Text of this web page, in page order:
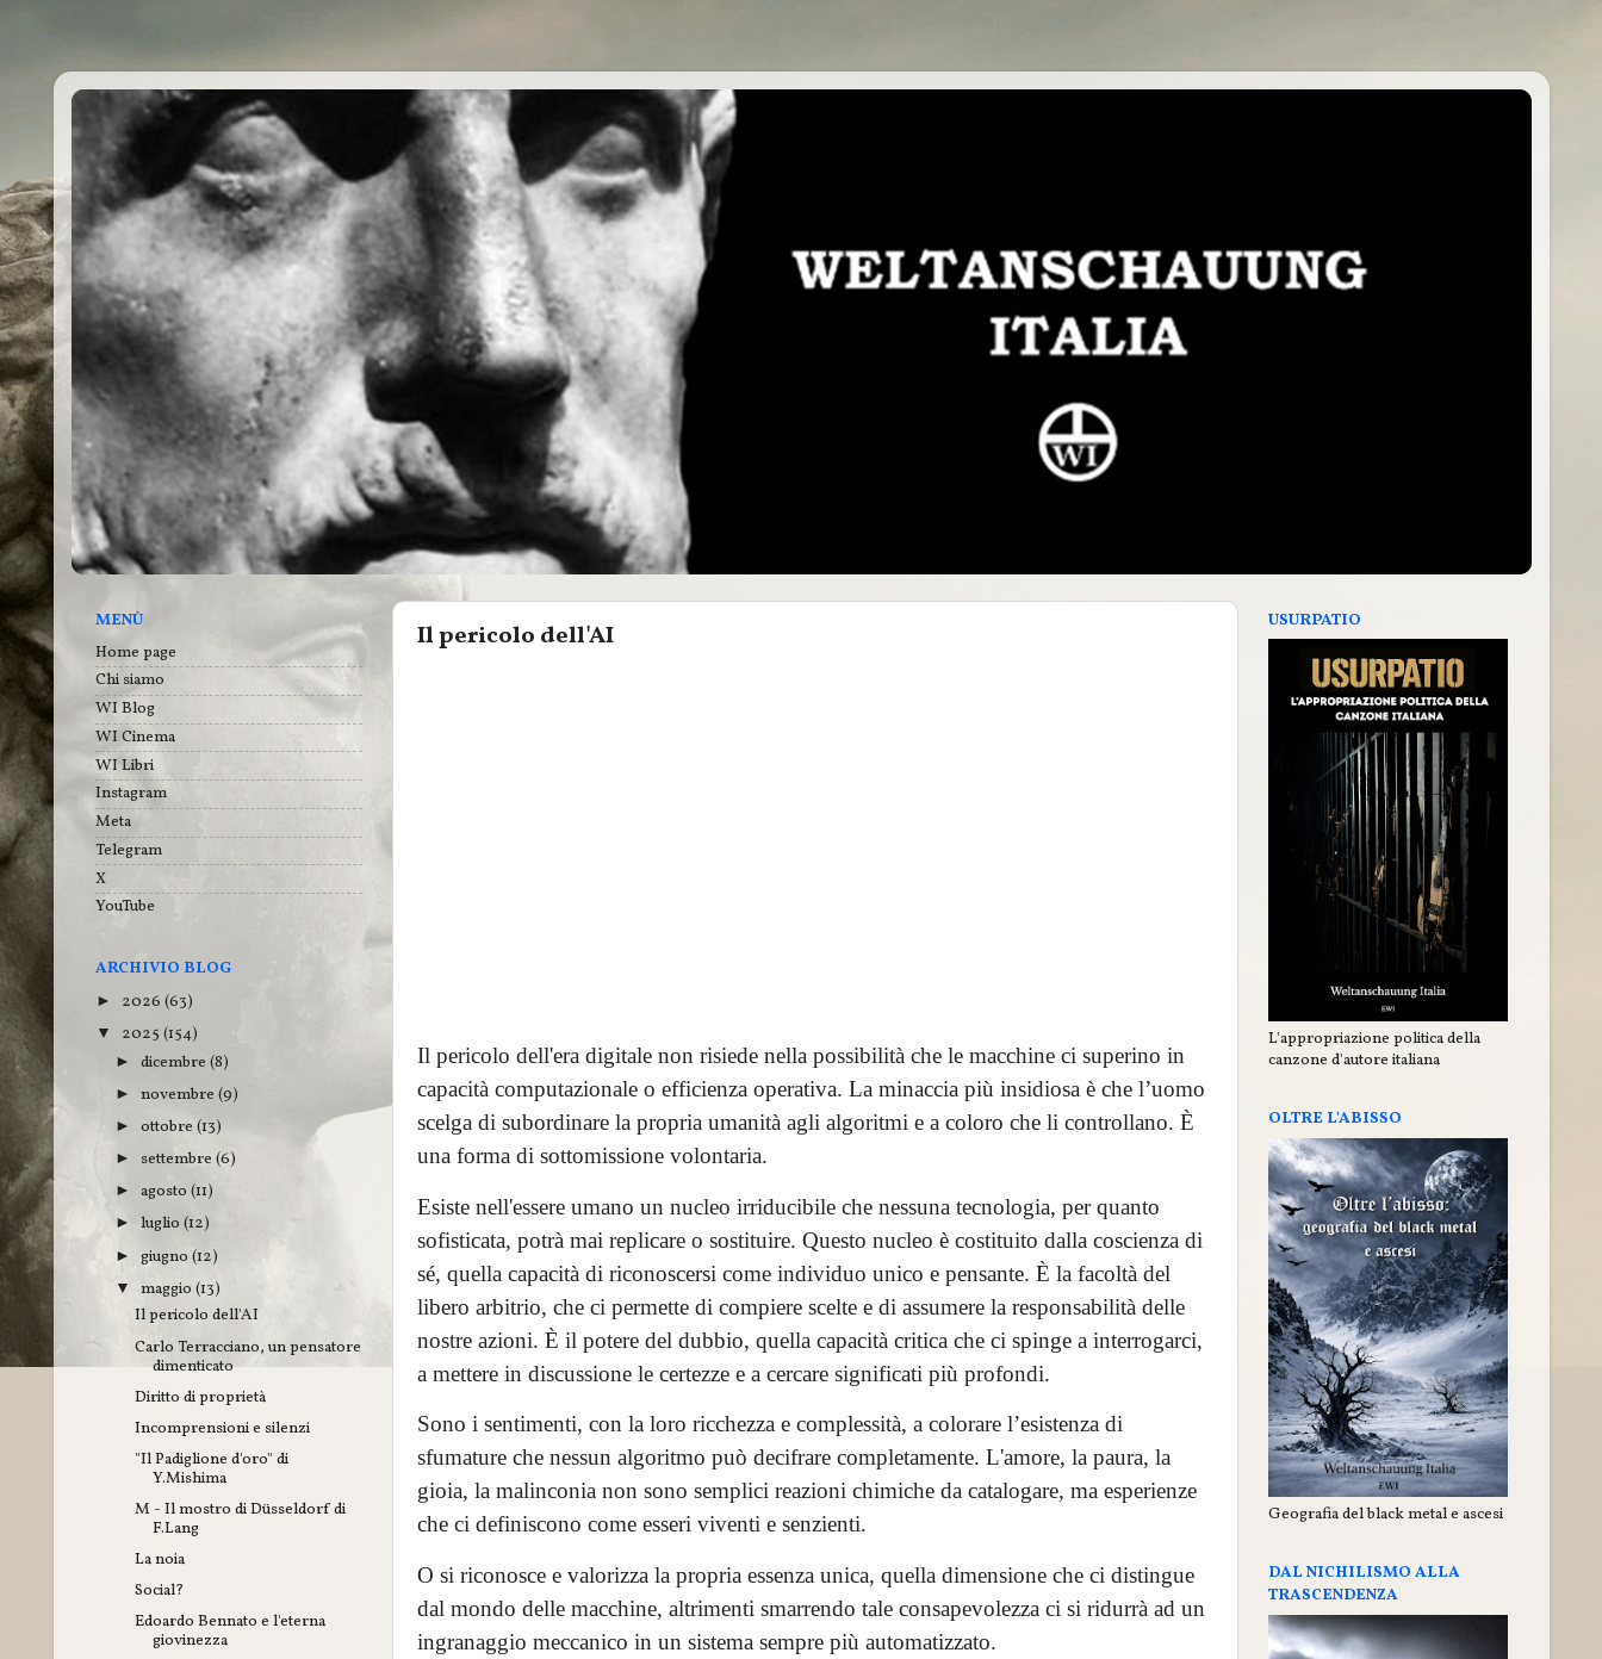
Il pericolo dell'AI
Il pericolo dell'era digitale non risiede nella possibilità che le macchine ci superino in
capacità computazionale o efficienza operativa. La minaccia più insidiosa è che l’uomo
scelga di subordinare la propria umanità agli algoritmi e a coloro che li controllano. È
una forma di sottomissione volontaria.
Esiste nell'essere umano un nucleo irriducibile che nessuna tecnologia, per quanto
sofisticata, potrà mai replicare o sostituire. Questo nucleo è costituito dalla coscienza di
sé, quella capacità di riconoscersi come individuo unico e pensante. È la facoltà del
libero arbitrio, che ci permette di compiere scelte e di assumere la responsabilità delle
nostre azioni. È il potere del dubbio, quella capacità critica che ci spinge a interrogarci,
a mettere in discussione le certezze e a cercare significati più profondi.
Sono i sentimenti, con la loro ricchezza e complessità, a colorare l’esistenza di
sfumature che nessun algoritmo può decifrare completamente. L'amore, la paura, la
gioia, la malinconia non sono semplici reazioni chimiche da catalogare, ma esperienze
che ci definiscono come esseri viventi e senzienti.
O si riconosce e valorizza la propria essenza unica, quella dimensione che ci distingue
dal mondo delle macchine, altrimenti smarrendo tale consapevolezza ci si ridurrà ad un
ingranaggio meccanico in un sistema sempre più automatizzato.
MENÙ
Home page
Chi siamo
WI Blog
WI Cinema
WI Libri
Instagram
Meta
Telegram
X
YouTube
ARCHIVIO BLOG
► 2026 (63)
▼ 2025 (154)
► dicembre (8)
► novembre (9)
► ottobre (13)
► settembre (6)
► agosto (11)
► luglio (12)
► giugno (12)
▼ maggio (13)
Il pericolo dell'AI
Carlo Terracciano, un pensatore
dimenticato
Diritto di proprietà
Incomprensioni e silenzi
"Il Padiglione d'oro" di
Y.Mishima
M - Il mostro di Düsseldorf di
F.Lang
La noia
Social?
Edoardo Bennato e l'eterna
giovinezza
USURPATIO
L'appropriazione politica della
canzone d'autore italiana
OLTRE L'ABISSO
Geografia del black metal e ascesi
DAL NICHILISMO ALLA
TRASCENDENZA